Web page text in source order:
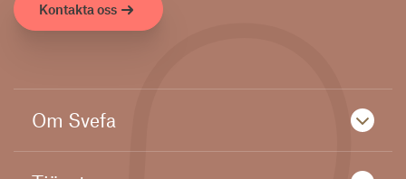
Kontakta oss
Om Svefa